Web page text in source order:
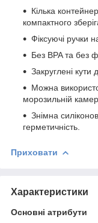
Кілька
компактного
Фіксуючі ручки
Без BPA та без
Закруглені кути
Можна
морозильній
Знімна
герметичність.
Приховати
Характеристики
Основні атрибути